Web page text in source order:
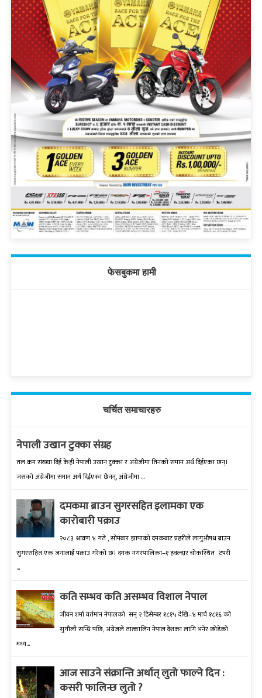
फेसबुकमा हामी
चर्चित समाचारहरु
नेपाली उखान टुक्का संग्रह
तल क्रम संख्‍या दिई केही नेपाली उखान टुक्‍का र अंग्रेजीमा तिनको समान अर्थ दिईएका छन्।
जसको अंग्रेजीमा समान अर्थ दिईएका छैनन्, अंग्रेजीमा ...
दमकमा ब्राउन सुगरसहित इलामका एक
कारोबारी पक्राउ
२०८३ श्रावण ४ गते , सोमबार झापाको दमकबाट प्रहरीले लागुऔषध ब्राउन
सुगरसहित एक जनालाई पक्राउ गरेको छ। दमक नगरपालिका–१ हवल्दार चोकस्थित ‘टपरी
...
कति सम्भव कति असम्भव विशाल नेपाल
जीवन शर्मा वर्तमान नेपालको सन् २ डिसेम्बर १८१५ देखि–४ मार्च १८१६ को
सुगौली सन्धि पछि, अंग्रेजले तात्कालिन नेपाल देशका लागि भनेर छोडेको
मध्य...
आज साउने संक्रान्ति अर्थात् लुतो फाल्ने दिन :
कसरी फालिन्छ लुतो ?